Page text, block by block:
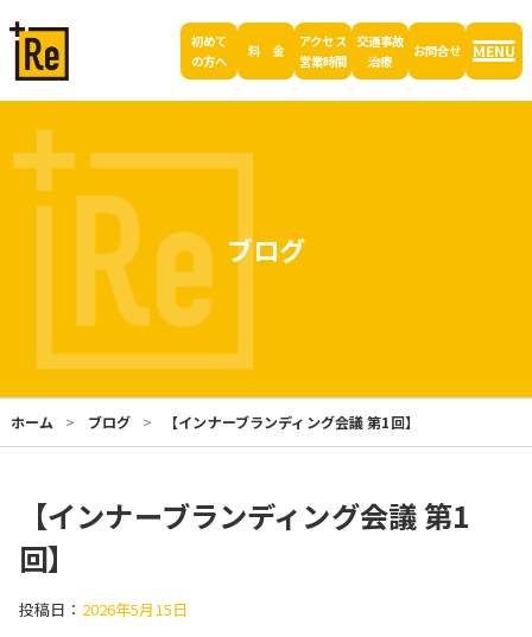
初めて
の方へ
料 金
アクセス
営業時間
交通事故
治療
お問合せ MENU
ブログ
ホーム ブログ 【インナーブランディング会議 第1回】
【インナーブランディング会議 第1
回】
投稿日： 2026年5月15日